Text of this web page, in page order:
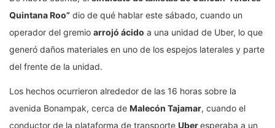
Quintana Roo” dio de qué hablar este sábado, cuando un
operador del gremio arrojó ácido a una unidad de Uber, lo que
generó daños materiales en uno de los espejos laterales y parte
del frente de la unidad.
Los hechos ocurrieron alrededor de las 16 horas sobre la
avenida Bonampak, cerca de Malecón Tajamar, cuando el
conductor de la plataforma de transporte Uberesperaba a un